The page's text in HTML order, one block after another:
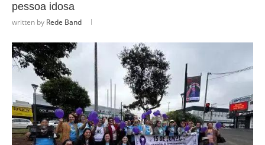
pessoa idosa
written by Rede Band